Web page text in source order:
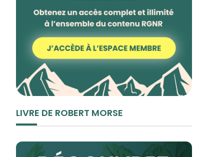
LIVRE DE ROBERT MORSE